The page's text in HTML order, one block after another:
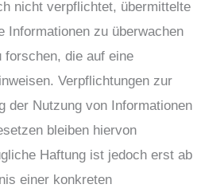
nicht verpflichtet, übermittelte
Informationen zu überwachen
forschen, die auf eine
Verpflichtungen zur
der Nutzung von Informationen
bleiben hiervon
Haftung ist jedoch erst ab
einer konkreten